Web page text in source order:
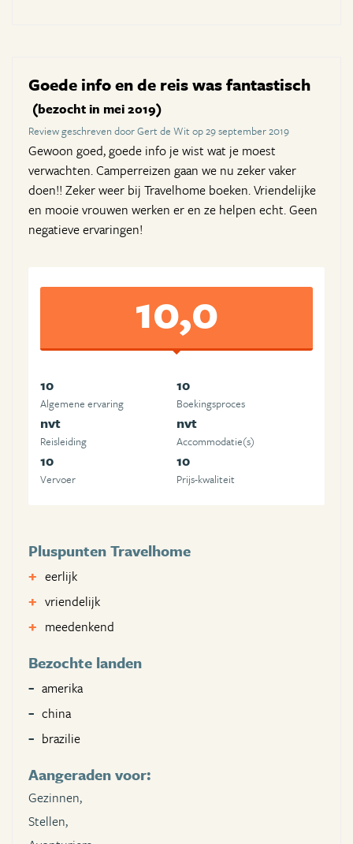
Goede info en de reis was fantastisch
(bezocht in mei 2019)
Review geschreven door Gert de Wit op 29 september 2019
Gewoon goed, goede info je wist wat je moest
verwachten. Camperreizen gaan we nu zeker vaker
doen!! Zeker weer bij Travelhome boeken. Vriendelijke
en mooie vrouwen werken er en ze helpen echt. Geen
negatieve ervaringen!
10,0
10
Algemene ervaring
10
Boekingsproces
nvt
Reisleiding
nvt
Accommodatie(s)
10
Vervoer
10
Prijs-kwaliteit
Pluspunten Travelhome
eerlijk
vriendelijk
meedenkend
Bezochte landen
amerika
china
brazilie
Aangeraden voor:
Gezinnen,
Stellen,